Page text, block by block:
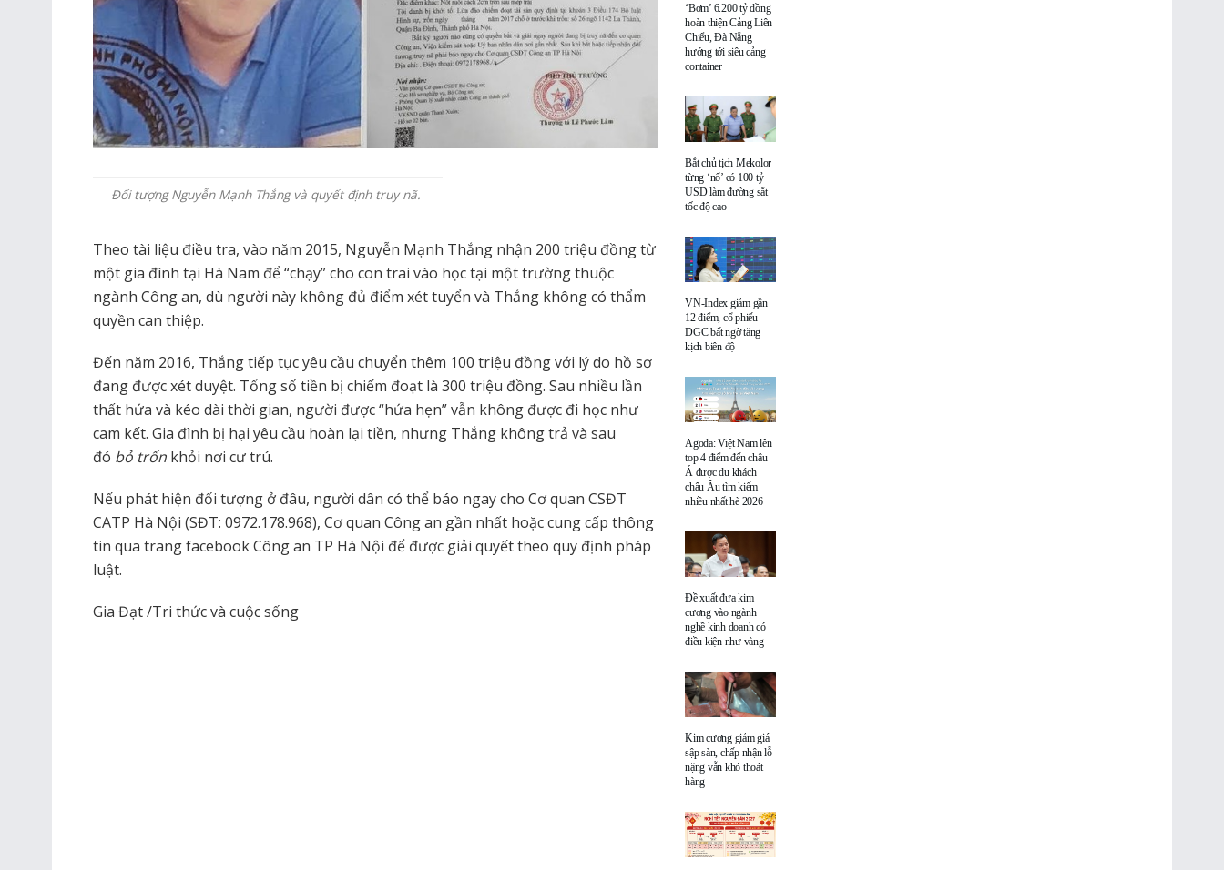
Đối tượng Nguyễn Mạnh Thắng và quyết định truy nã.
Theo tài liệu điều tra, vào năm 2015, Nguyễn Mạnh Thắng nhận 200 triệu đồng từ
một gia đình tại Hà Nam để “chạy” cho con trai vào học tại một trường thuộc
ngành Công an, dù người này không đủ điểm xét tuyển và Thắng không có thẩm
quyền can thiệp.
Đến năm 2016, Thắng tiếp tục yêu cầu chuyển thêm 100 triệu đồng với lý do hồ sơ
đang được xét duyệt. Tổng số tiền bị chiếm đoạt là 300 triệu đồng. Sau nhiều lần
thất hứa và kéo dài thời gian, người được “hứa hẹn” vẫn không được đi học như
cam kết. Gia đình bị hại yêu cầu hoàn lại tiền, nhưng Thắng không trả và sau
đó bỏ trốn khỏi nơi cư trú.
Nếu phát hiện đối tượng ở đâu, người dân có thể báo ngay cho Cơ quan CSĐT
CATP Hà Nội (SĐT: 0972.178.968), Cơ quan Công an gần nhất hoặc cung cấp thông
tin qua trang facebook Công an TP Hà Nội để được giải quyết theo quy định pháp
luật.
Gia Đạt /Tri thức và cuộc sống
‘Bơm’ 6.200 tỷ đồng
hoàn thiện Cảng Liên
Chiểu, Đà Nẵng
hướng tới siêu cảng
container
Bắt chủ tịch Mekolor
từng ‘nổ’ có 100 tỷ
USD làm đường sắt
tốc độ cao
VN-Index giảm gần
12 điểm, cổ phiếu
DGC bất ngờ tăng
kịch biên độ
Agoda: Việt Nam lên
top 4 điểm đến châu
Á được du khách
châu Âu tìm kiếm
nhiều nhất hè 2026
Đề xuất đưa kim
cương vào ngành
nghề kinh doanh có
điều kiện như vàng
Kim cương giảm giá
sập sàn, chấp nhận lỗ
nặng vẫn khó thoát
hàng